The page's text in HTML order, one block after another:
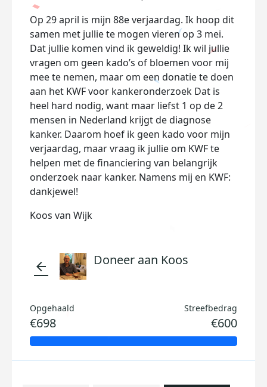
Op 29 april is mijn 88e verjaardag. Ik hoop dit
samen met jullie te mogen vieren op 3 mei.
Dat jullie komen vind ik geweldig! Ik wil jullie
vragen om geen kado’s of bloemen voor mij
mee te nemen, maar om een donatie te doen
aan het KWF voor kankeronderzoek Dat is
heel hard nodig, want maar liefst 1 op de 2
mensen in Nederland krijgt de diagnose
kanker. Daarom hoef ik geen kado voor mijn
verjaardag, maar vraag ik jullie om KWF te
helpen met de financiering van belangrijk
onderzoek naar kanker. Namens mij en KWF:
dankjewel!
Koos van Wijk
arrow_back Doneer aan Koos
Opgehaald
€698
Streefbedrag
€600